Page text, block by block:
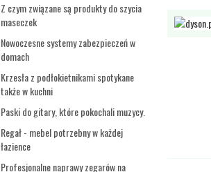
Z czym związane są produkty do szycia
maseczek
Nowoczesne systemy zabezpieczeń w
domach
Krzesła z podłokietnikami spotykane
także w kuchni
Paski do gitary, które pokochali muzycy.
Regał - mebel potrzebny w każdej
łazience
Profesjonalne naprawy zegarów na